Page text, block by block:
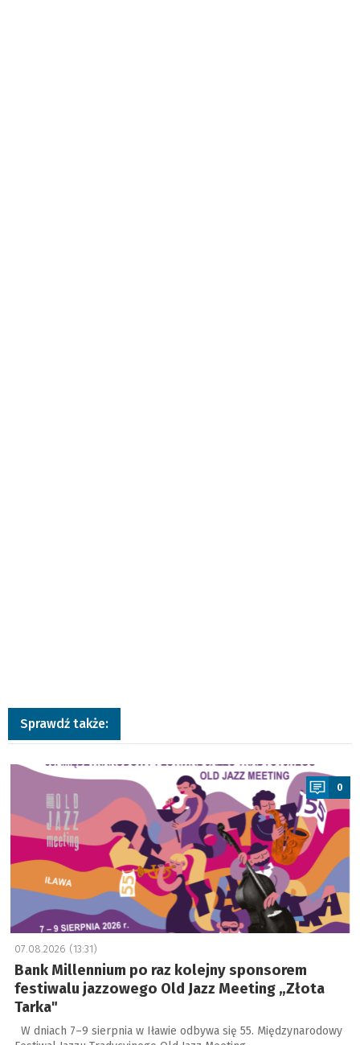
Sprawdź także:
a
0
07.08.2026 (13:31)
Bank Millennium po raz kolejny sponsorem
festiwalu jazzowego Old Jazz Meeting „Złota
Tarka"
W dniach 7–9 sierpnia w Iławie odbywa się 55. Międzynarodowy